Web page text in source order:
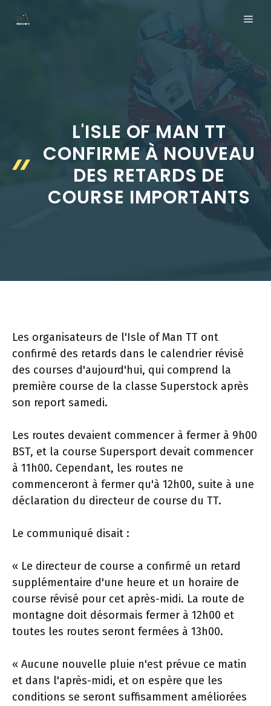
L'ISLE OF MAN TT
CONFIRME À NOUVEAU
DES RETARDS DE
COURSE IMPORTANTS
Les organisateurs de l'Isle of Man TT ont
confirmé des retards dans le calendrier révisé
des courses d'aujourd'hui, qui comprend la
première course de la classe Superstock après
son report samedi.
Les routes devaient commencer à fermer à 9h00
BST, et la course Supersport devait commencer
à 11h00. Cependant, les routes ne
commenceront à fermer qu'à 12h00, suite à une
déclaration du directeur de course du TT.
Le communiqué disait :
« Le directeur de course a confirmé un retard
supplémentaire d'une heure et un horaire de
course révisé pour cet après-midi. La route de
montagne doit désormais fermer à 12h00 et
toutes les routes seront fermées à 13h00.
« Aucune nouvelle pluie n'est prévue ce matin
et dans l'après-midi, et on espère que les
conditions se seront suffisamment améliorées